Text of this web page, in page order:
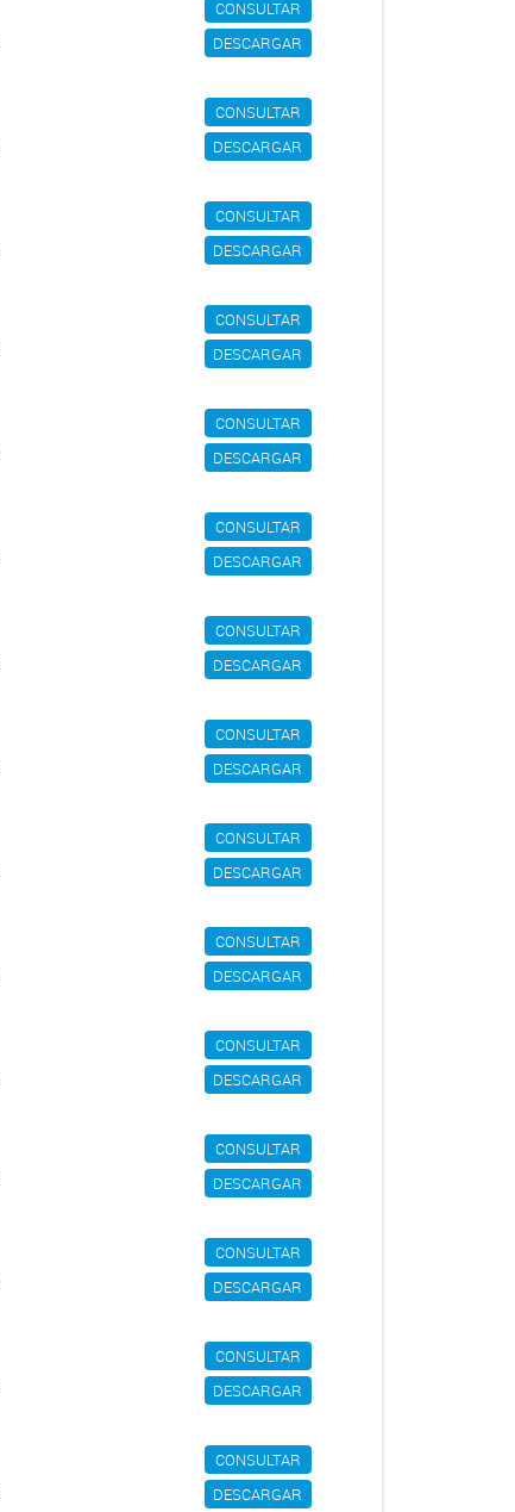
CONSULTAR
DESCARGAR
CONSULTAR
DESCARGAR
CONSULTAR
DESCARGAR
CONSULTAR
DESCARGAR
CONSULTAR
DESCARGAR
CONSULTAR
DESCARGAR
CONSULTAR
DESCARGAR
CONSULTAR
DESCARGAR
CONSULTAR
DESCARGAR
CONSULTAR
DESCARGAR
CONSULTAR
DESCARGAR
CONSULTAR
DESCARGAR
CONSULTAR
DESCARGAR
CONSULTAR
DESCARGAR
CONSULTAR
DESCARGAR